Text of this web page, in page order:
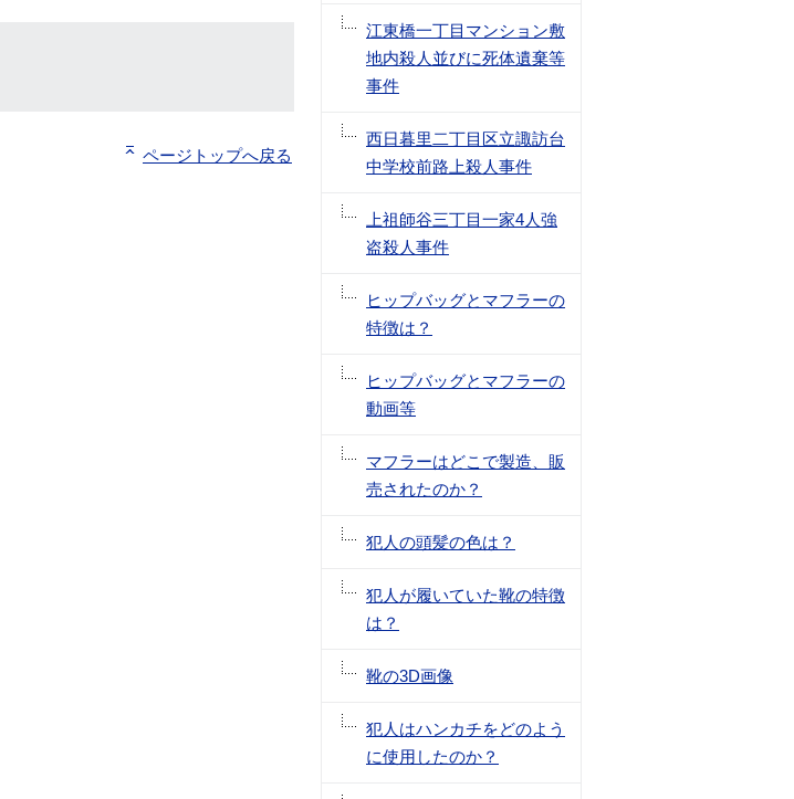
ページトップへ戻る
江東橋一丁目マンション敷
地内殺人並びに死体遺棄等
事件
西日暮里二丁目区立諏訪台
中学校前路上殺人事件
上祖師谷三丁目一家4人強
盗殺人事件
ヒップバッグとマフラーの
特徴は？
ヒップバッグとマフラーの
動画等
マフラーはどこで製造、販
売されたのか？
犯人の頭髪の色は？
犯人が履いていた靴の特徴
は？
靴の3D画像
犯人はハンカチをどのよう
に使用したのか？